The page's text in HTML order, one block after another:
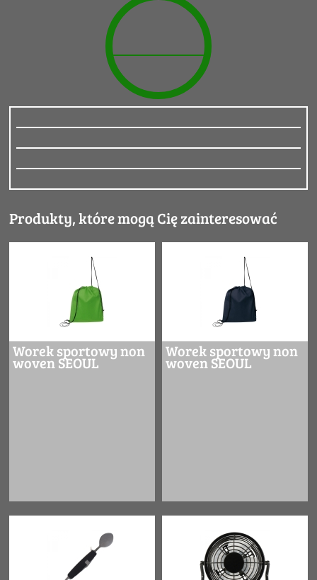
Produkty, które mogą Cię zainteresować
Worek sportowy non
woven SEOUL
Worek sportowy non
woven SEOUL